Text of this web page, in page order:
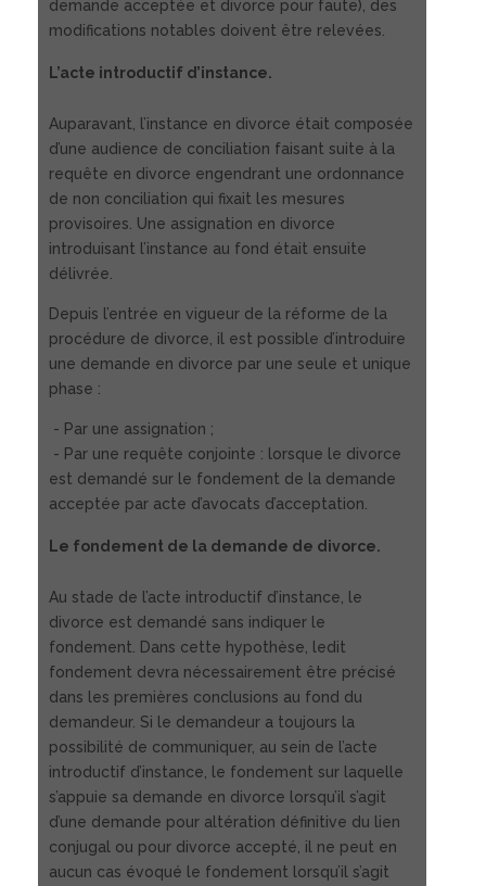
demande acceptée et divorce pour faute), des
modifications notables doivent être relevées.
L’acte introductif d’instance.
Auparavant, l’instance en divorce était composée
d’une audience de conciliation faisant suite à la
requête en divorce engendrant une ordonnance
de non conciliation qui fixait les mesures
provisoires. Une assignation en divorce
introduisant l’instance au fond était ensuite
délivrée.
Depuis l’entrée en vigueur de la réforme de la
procédure de divorce, il est possible d’introduire
une demande en divorce par une seule et unique
phase :
- Par une assignation ;
- Par une requête conjointe : lorsque le divorce
est demandé sur le fondement de la demande
acceptée par acte d’avocats d’acceptation.
Le fondement de la demande de divorce.
Au stade de l’acte introductif d’instance, le
divorce est demandé sans indiquer le
fondement. Dans cette hypothèse, ledit
fondement devra nécessairement être précisé
dans les premières conclusions au fond du
demandeur. Si le demandeur a toujours la
possibilité de communiquer, au sein de l’acte
introductif d’instance, le fondement sur laquelle
s’appuie sa demande en divorce lorsqu’il s’agit
d’une demande pour altération définitive du lien
conjugal ou pour divorce accepté, il ne peut en
aucun cas évoqué le fondement lorsqu’il s’agit